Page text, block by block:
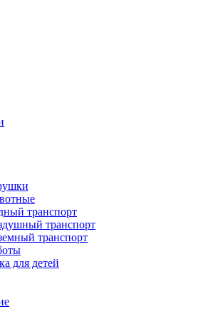
транспорт
транспорт
транспорт
для детей